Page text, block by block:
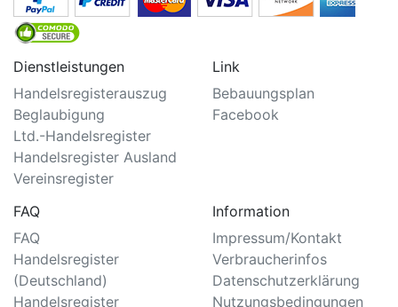
Dienstleistungen
Handelsregisterauszug
Beglaubigung
Ltd.-Handelsregister
Handelsregister Ausland
Vereinsregister
Link
Bebauungsplan
Facebook
FAQ
FAQ
Handelsregister
(Deutschland)
Handelsregister
Information
Impressum/Kontakt
Verbraucherinfos
Datenschutzerklärung
Nutzungsbedingungen